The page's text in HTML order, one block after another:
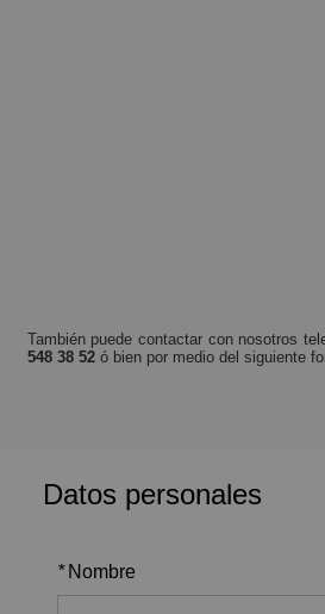
También puede contactar con nosotros
548 38 52ó bien por medio del siguiente
Datos personales
* Nombre